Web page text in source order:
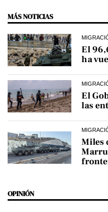
MÁS NOTICIAS
El
ha
El
las
Miles
OPINIÓN